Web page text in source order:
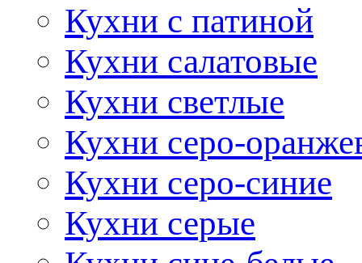
Кухни с патиной
Кухни салатовые
Кухни светлые
Кухни серо-
Кухни серо-синие
Кухни серые